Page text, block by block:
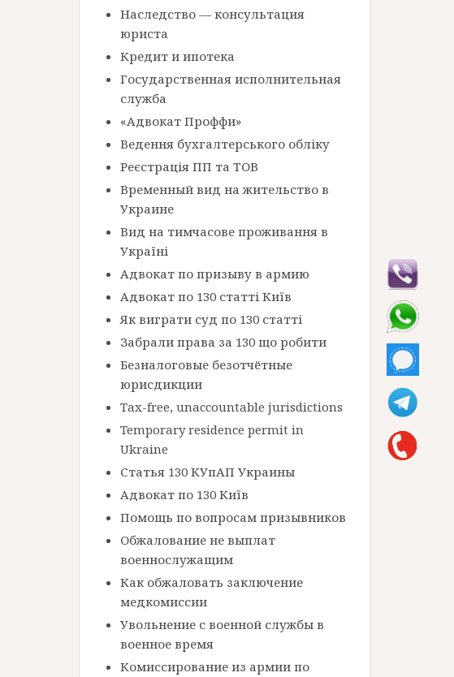
Наследство — консультация
юриста
Кредит и ипотека
Государственная исполнительная
служба
«Адвокат Проффи»
Ведення бухгалтерського обліку
Реєстрація ПП та ТОВ
Временный вид на жительство в
Украине
Вид на тимчасове проживання в
Україні
Адвокат по призыву в армию
Адвокат по 130 статті Київ
Як виграти суд по 130 статті
Забрали права за 130 що робити
Безналоговые безотчётные
юрисдикции
Tax-free, unaccountable jurisdictions
Temporary residence permit in
Ukraine
Статья 130 КУпАП Украины
Адвокат по 130 Київ
Помощь по вопросам призывников
Обжалование не выплат
военнослужащим
Как обжаловать заключение
медкомиссии
Увольнение с военной службы в
военное время
Комиссирование из армии по